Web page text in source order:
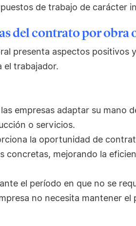
de trabajo de carácter
del contrato por obra
presenta aspectos positivos
el trabajador.
empresas adaptar su mano
o servicios.
la oportunidad de
concretas, mejorando la
el período en que no se
no necesita mantener el